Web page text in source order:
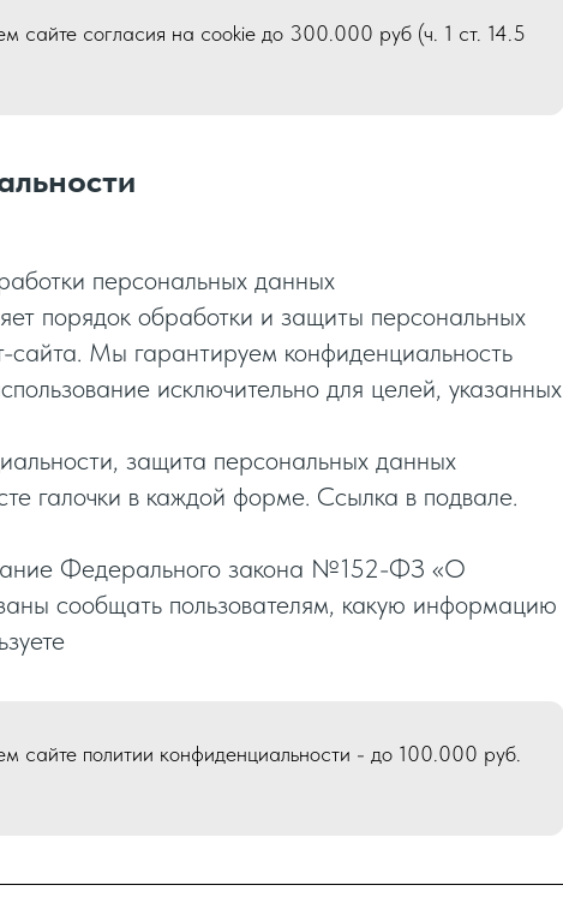
сайте согласия на cookie до 300.000 руб (ч. 1 ст. 14.5
персональных данных
порядок обработки и защиты персональных
сайта. Мы гарантируем конфиденциальность
исключительно для целей, указанных
защита персональных данных
галочки в каждой форме. Ссылка в подвале.
Федерального закона №152-ФЗ «О
сообщать пользователям, какую информацию
сайте политии конфиденциальности - до 100.000 руб.